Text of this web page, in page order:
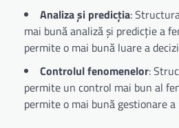
Analiza și predicția:
mai bună analiză și predicție a
permite o mai bună luare a
Controlul fenomenelor:
permite un control mai bun al
permite o mai bună gestionare